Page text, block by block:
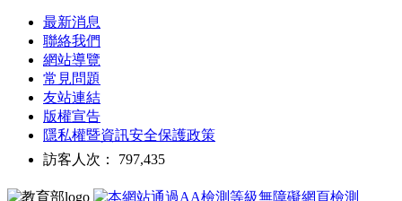
最新消息
聯絡我們
網站導覽
常見問題
友站連結
版權宣告
隱私權暨資訊安全保護政策
訪客人次： 797,435